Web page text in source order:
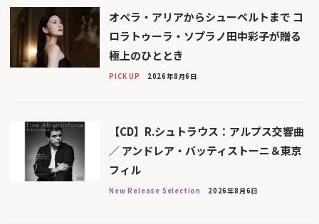
オペラ・アリアからシューベルトまで コ
ロラトゥーラ・ソプラノ田中彩子が贈る
極上のひととき
PICK UP 2026年8月6日
【CD】R.シュトラウス：アルプス交響曲
／ アンドレア・バッティストーニ＆東京
フィル
New Release Selection 2026年8月6日